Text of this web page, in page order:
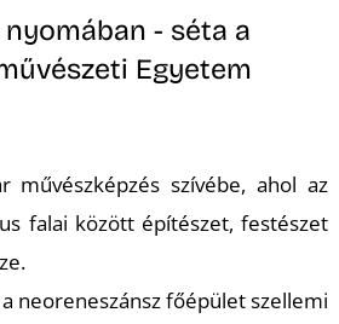
- séta a
Egyetem
művészképzés szívébe, ahol az
falai között építészet, festészet
neoreneszánsz főépület szellemi